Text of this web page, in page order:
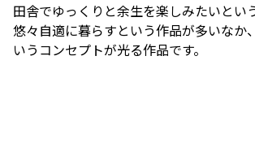
田舎でゆっくりと余生を楽しみたいと
悠々自適に暮らすという作品が多いな
いうコンセプトが光る作品です。